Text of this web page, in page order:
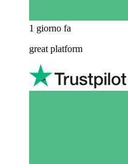
1 giorno fa
great platform